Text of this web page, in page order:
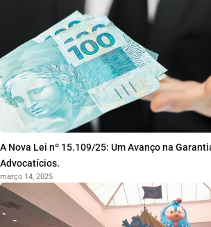
A Nova Lei nº 15.109/25: Um Avanço na
Advocatícios.
março 14, 2025